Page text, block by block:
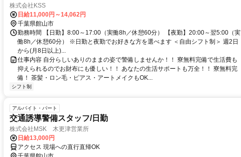
株式会社KSS
日給11,000円～14,062円
千葉県館山市
勤務時間 【日勤】8:00～17:00（実働8h／休憩60分） 【夜勤】20:00～翌5:00（実
働8h／休憩60分） ※日勤と夜勤でお好きな方を選べます ＜自由シフト制＞ 週2日
から(月8日以上)...
仕事内容 自分らしいありのままの姿で警備しませんか！！ 寮無料完備で生活費も
抑えられるのでお財布にも優しい！！ あなたの生活サポートも万全！！ 寮無料完
備！ 茶髪・ロン毛・ピアス・アートメイクもOK...
シフト制
アルバイト・パート
交通誘導警備スタッフ/日勤
株式会社MSK 木更津営業所
日給13,000円
アクセス 現場への直行直帰OK